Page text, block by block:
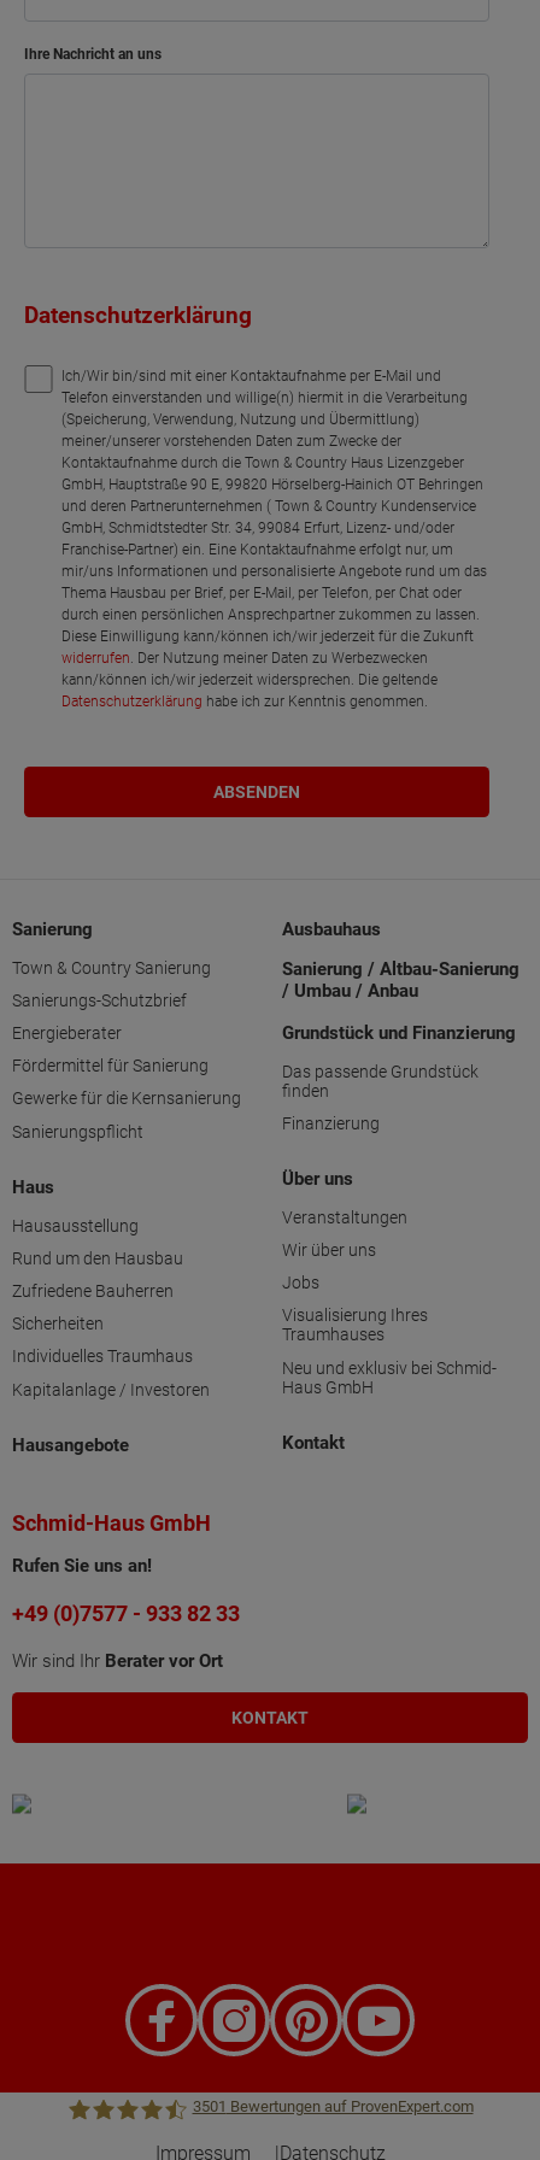
Ihre Nachricht an uns
Datenschutzerklärung
Ich/Wir bin/sind mit einer Kontaktaufnahme per E-Mail und
Telefon einverstanden und willige(n) hiermit in die Verarbeitung
(Speicherung, Verwendung, Nutzung und Übermittlung)
meiner/unserer vorstehenden Daten zum Zwecke der
Kontaktaufnahme durch die Town & Country Haus Lizenzgeber
GmbH, Hauptstraße 90 E, 99820 Hörselberg-Hainich OT Behringen
und deren Partnerunternehmen ( Town & Country Kundenservice
GmbH, Schmidtstedter Str. 34, 99084 Erfurt, Lizenz- und/oder
Franchise-Partner) ein. Eine Kontaktaufnahme erfolgt nur, um
mir/uns Informationen und personalisierte Angebote rund um das
Thema Hausbau per Brief, per E-Mail, per Telefon, per Chat oder
durch einen persönlichen Ansprechpartner zukommen zu lassen.
Diese Einwilligung kann/können ich/wir jederzeit für die Zukunft
widerrufen. Der Nutzung meiner Daten zu Werbezwecken
kann/können ich/wir jederzeit widersprechen. Die geltende
Datenschutzerklärung habe ich zur Kenntnis genommen.
Sanierung
Town & Country Sanierung
Sanierungs-Schutzbrief
Energieberater
Fördermittel für Sanierung
Gewerke für die Kernsanierung
Sanierungspflicht
Haus
Hausausstellung
Rund um den Hausbau
Zufriedene Bauherren
Sicherheiten
Individuelles Traumhaus
Kapitalanlage / Investoren
Hausangebote
Ausbauhaus
Sanierung / Altbau-Sanierung
/ Umbau / Anbau
Grundstück und Finanzierung
Das passende Grundstück
finden
Finanzierung
Über uns
Veranstaltungen
Wir über uns
Jobs
Visualisierung Ihres
Traumhauses
Neu und exklusiv bei Schmid-
Haus GmbH
Kontakt
Schmid-Haus GmbH
Rufen Sie uns an!
+49 (0)7577 - 933 82 33
Wir sind Ihr Berater vor Ort
KONTAKT
3501 Bewertungen auf ProvenExpert.com
Impressum Datenschutz